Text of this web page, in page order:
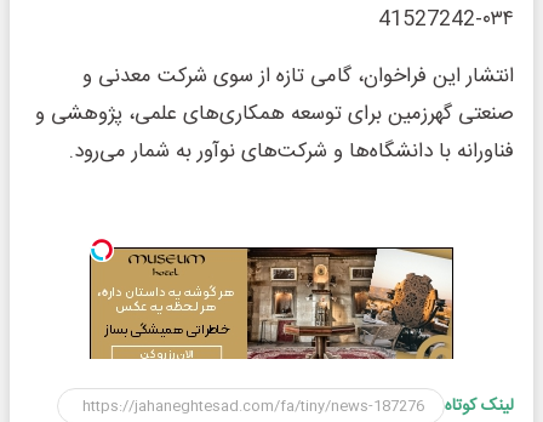
41527242-۰۳۴
انتشار این فراخوان، گامی تازه از سوی شرکت معدنی و
صنعتی گهرزمین برای توسعه همکاری‌های علمی، پژوهشی و
فناورانه با دانشگاه‌ها و شرکت‌های نوآور به شمار می‌رود.
لینک کوتاه